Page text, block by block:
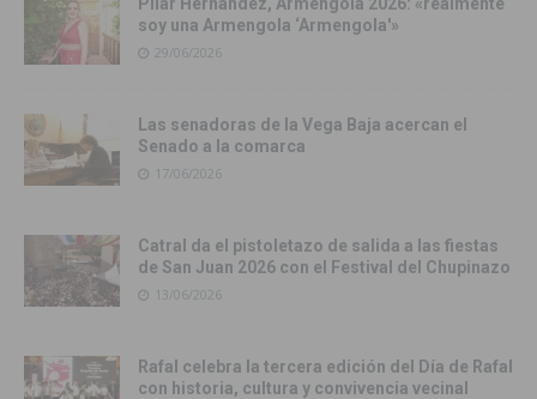
soy una Armengola ‘Armengola'»
29/06/2026
Las senadoras de la Vega Baja acercan el
Senado a la comarca
17/06/2026
Catral da el pistoletazo de salida a las fiestas
de San Juan 2026 con el Festival del Chupinazo
13/06/2026
Rafal celebra la tercera edición del Día de Rafal
con historia, cultura y convivencia vecinal